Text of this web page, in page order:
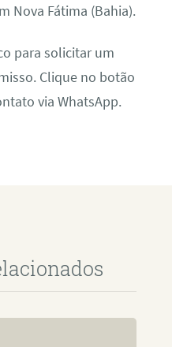
Nova Fátima (Bahia).
para solicitar um
Clique no botão
via WhatsApp.